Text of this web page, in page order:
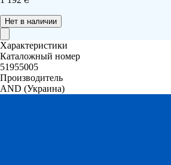
Нет в наличии
Характеристики
Каталожный номер
51955005
Производитель
AND (Украина)